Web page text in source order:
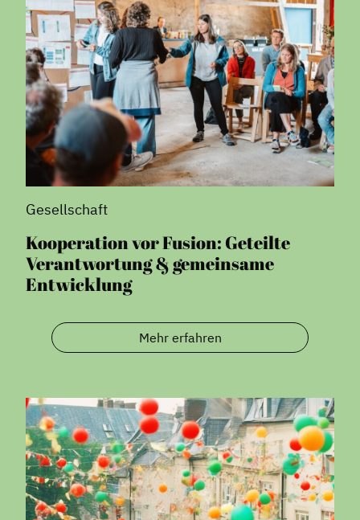
Gesellschaft
Kooperation vor Fusion: Geteilte
Verantwortung & gemeinsame
Entwicklung
Mehr erfahren